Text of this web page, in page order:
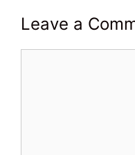
Leave a